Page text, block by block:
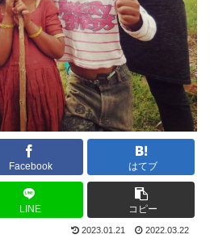
Facebook はてブ
LINE コピー
2023.01.21 2022.03.22